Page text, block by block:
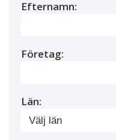
Efternamn:
Företag:
Län: